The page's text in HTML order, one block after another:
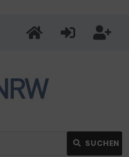
SUCHEN